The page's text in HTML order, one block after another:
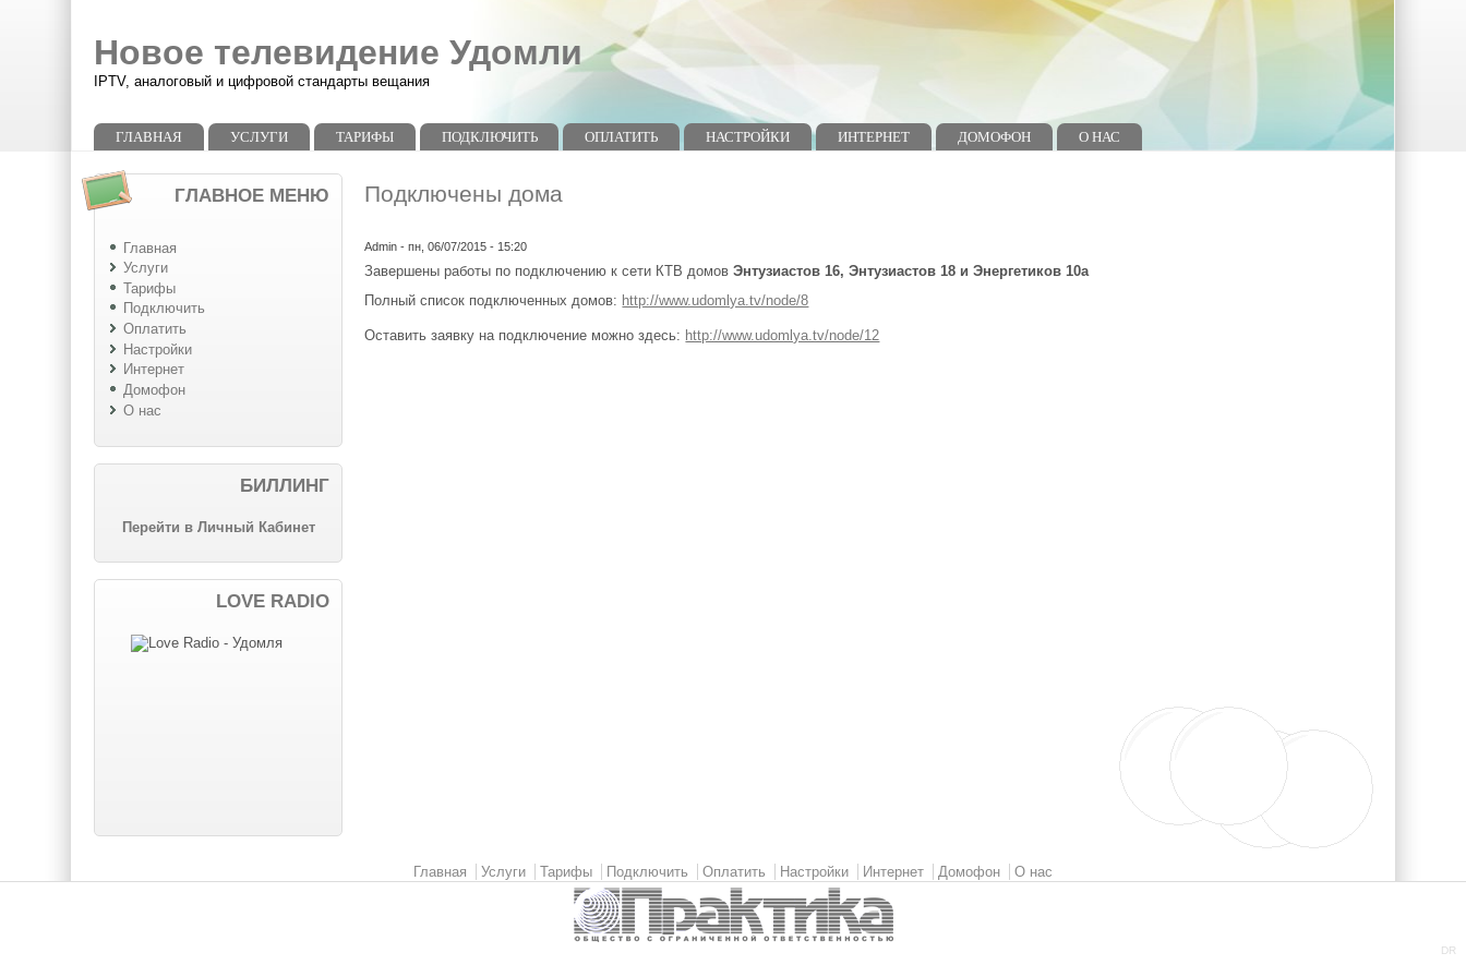
Новое телевидение Удомли
IPTV, аналоговый и цифровой стандарты вещания
Главное меню
ГЛАВНАЯ УСЛУГИ ТАРИФЫ ПОДКЛЮЧИТЬ ОПЛАТИТЬ НАСТРОЙКИ ИНТЕРНЕТ ДОМОФОН О НАС
ГЛАВНОЕ МЕНЮ
Главная
Услуги
Тарифы
Подключить
Оплатить
Настройки
Интернет
Домофон
О нас
БИЛЛИНГ
Перейти в Личный Кабинет
LOVE RADIO
Подключены дома
Admin - пн, 06/07/2015 - 15:20
Завершены работы по подключению к сети КТВ домовЭнтузиастов 16, Энтузиастов 18 и Энергетиков 10а
Полный список подключенных домов: http://www.udomlya.tv/node/8
Оставить заявку на подключение можно здесь: http://www.udomlya.tv/node/12
Главная Услуги Тарифы Подключить Оплатить Настройки Интернет Домофон О нас
DR